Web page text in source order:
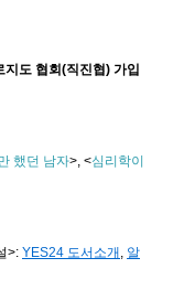
도 협회(직진협) 가입
했던 남자>, <심리학이
>: YES24 도서소개 , 알